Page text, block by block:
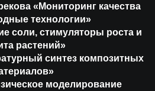
«Мониторинг качества
технологии»
соли, стимуляторы роста и
растений»
синтез композитных
моделирование